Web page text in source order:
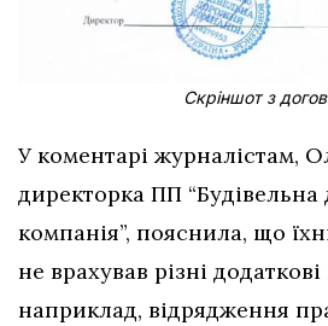
Скріншот з
У коментарі журналістам,
директорка ПП
компанія”, пояснила, що
не врахував різні
наприклад, відрядження